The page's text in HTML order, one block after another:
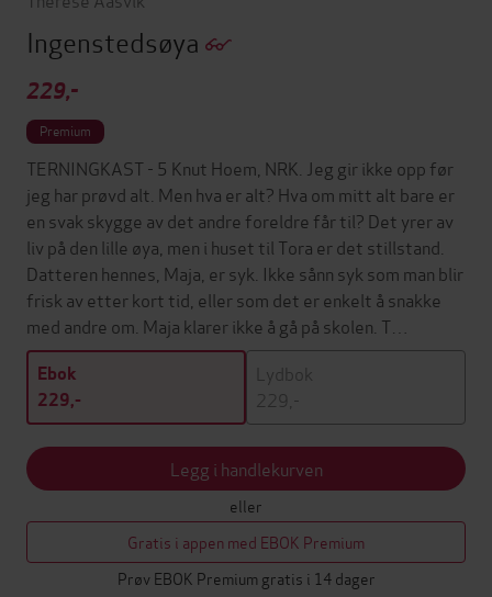
Ingenstedsøya
229,-
Premium
TERNINGKAST - 5 Knut Hoem, NRK. Jeg gir ikke opp før
jeg har prøvd alt. Men hva er alt? Hva om mitt alt bare er
en svak skygge av det andre foreldre får til? Det yrer av
liv på den lille øya, men i huset til Tora er det stillstand.
Datteren hennes, Maja, er syk. Ikke sånn syk som man blir
frisk av etter kort tid, eller som det er enkelt å snakke
med andre om. Maja klarer ikke å gå på skolen. T…
Ebok
229,-
Lydbok
229,-
Legg i handlekurven
eller
Gratis i appen med EBOK Premium
Prøv EBOK Premium gratis i 14 dager